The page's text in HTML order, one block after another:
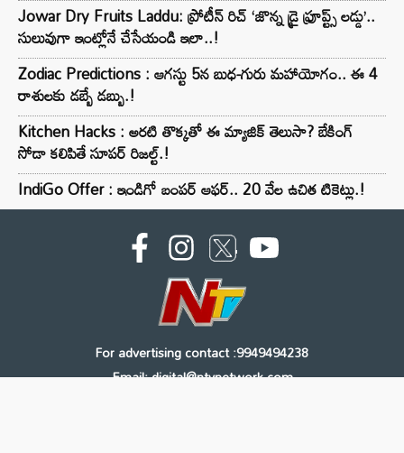
Jowar Dry Fruits Laddu: ప్రోటీన్ రిచ్ ‘జొన్న డ్రై ఫ్రూప్ట్స్ లడ్డు’..
సులువుగా ఇంట్లోనే చేసేయండి ఇలా..!
Zodiac Predictions : ఆగస్టు 5న బుధ-గురు మహాయోగం.. ఈ 4
రాశులకు డబ్బే డబ్బు.!
Kitchen Hacks : అరటి తొక్కతో ఈ మ్యాజిక్ తెలుసా? బేకింగ్
సోడా కలిపితే సూపర్ రిజల్ట్.!
IndiGo Offer : ఇండిగో బంపర్ ఆఫర్.. 20 వేల ఉచిత టికెట్లు.!
For advertising contact :9949494238
Email: digital@ntvnetwork.com